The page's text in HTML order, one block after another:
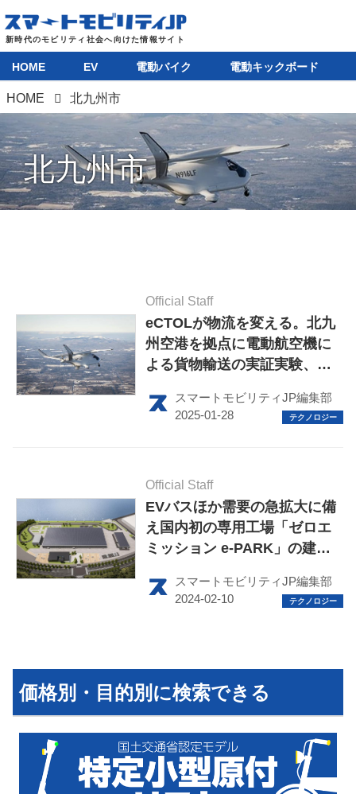
EV
電動バイク
電動キックボード
このメディアについて
利用規約
HOME EV 電動バイク 電動キックボード
HOME 北九州市
北九州市
Official Staff
eCTOLが物流を変える。北九
州空港を拠点に電動航空機に
よる貨物輸送の実証実験、国
スマートモビリティJP編集部
Official Staff
EVバスほか需要の急拡大に備
え国内初の専用工場「ゼロエ
ミッション e-PARK」の建設
スマートモビリティJP編集部
価格別・目的別に検索できる